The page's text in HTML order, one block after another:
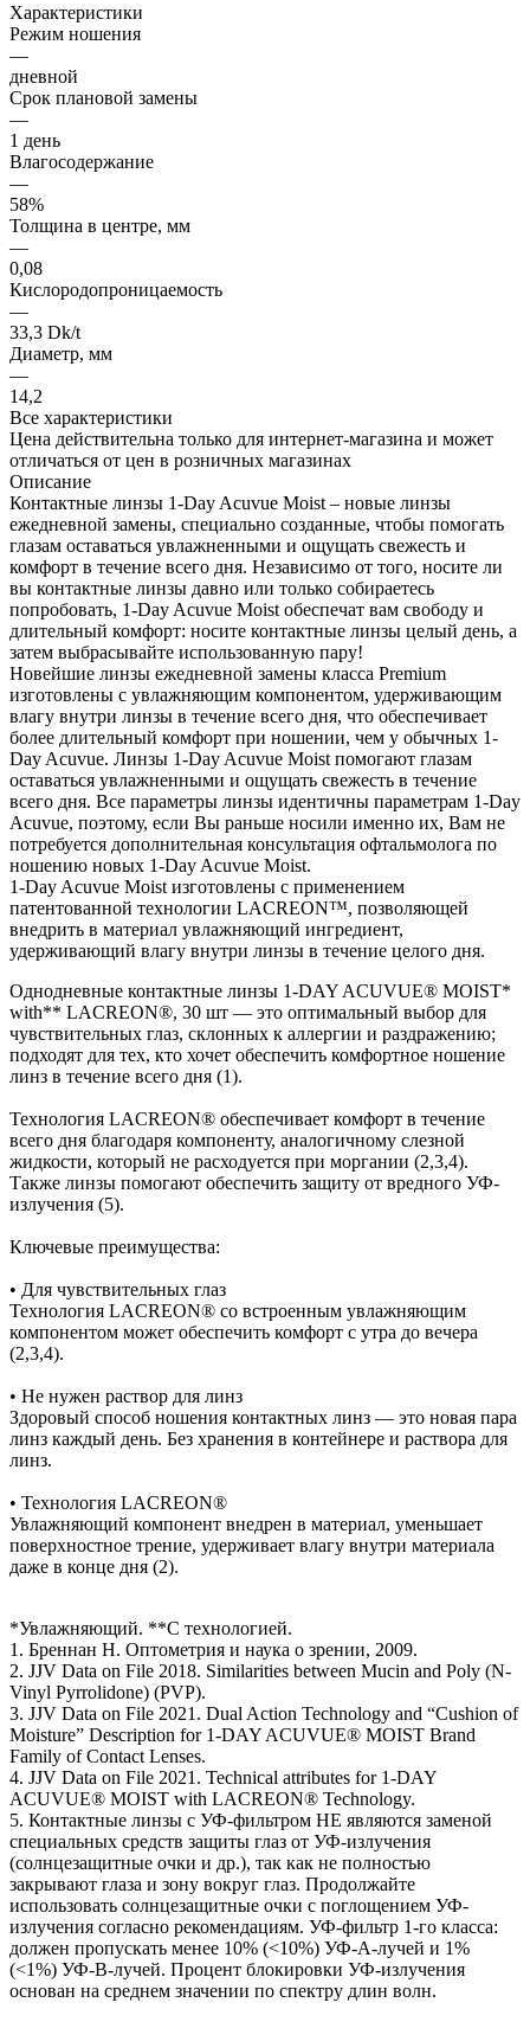
Характеристики
Режим ношения
—
дневной
Срок плановой замены
—
1 день
Влагосодержание
—
58%
Толщина в центре, мм
—
0,08
Кислородопроницаемость
—
33,3 Dk/t
Диаметр, мм
—
14,2
Все характеристики
Цена действительна только для интернет-магазина и может
отличаться от цен в розничных магазинах
Описание
Контактные линзы 1-Day Acuvue Moist – новые линзы
ежедневной замены, специально созданные, чтобы помогать
глазам оставаться увлажненными и ощущать свежесть и
комфорт в течение всего дня. Независимо от того, носите ли
вы контактные линзы давно или только собираетесь
попробовать, 1-Day Acuvue Moist обеспечат вам свободу и
длительный комфорт: носите контактные линзы целый день, а
затем выбрасывайте использованную пару!
Новейшие линзы ежедневной замены класса Premium
изготовлены с увлажняющим компонентом, удерживающим
влагу внутри линзы в течение всего дня, что обеспечивает
более длительный комфорт при ношении, чем у обычных 1-
Day Acuvue. Линзы 1-Day Acuvue Moist помогают глазам
оставаться увлажненными и ощущать свежесть в течение
всего дня. Все параметры линзы идентичны параметрам 1-Day
Acuvue, поэтому, если Вы раньше носили именно их, Вам не
потребуется дополнительная консультация офтальмолога по
ношению новых 1-Day Acuvue Moist.
1-Day Acuvue Moist изготовлены с применением
патентованной технологии LACREON™, позволяющей
внедрить в материал увлажняющий ингредиент,
удерживающий влагу внутри линзы в течение целого дня.
Однодневные контактные линзы 1-DAY ACUVUE® MOIST*
with** LACREON®, 30 шт — это оптимальный выбор для
чувствительных глаз, склонных к аллергии и раздражению;
подходят для тех, кто хочет обеспечить комфортное ношение
линз в течение всего дня (1).
Технология LACREON® обеспечивает комфорт в течение
всего дня благодаря компоненту, аналогичному слезной
жидкости, который не расходуется при моргании (2,3,4).
Также линзы помогают обеспечить защиту от вредного УФ-
излучения (5).
Ключевые преимущества:
• Для чувствительных глаз
Технология LACREON® со встроенным увлажняющим
компонентом может обеспечить комфорт с утра до вечера
(2,3,4).
• Не нужен раствор для линз
Здоровый способ ношения контактных линз — это новая пара
линз каждый день. Без хранения в контейнере и раствора для
линз.
• Технология LACREON®
Увлажняющий компонент внедрен в материал, уменьшает
поверхностное трение, удерживает влагу внутри материала
даже в конце дня (2).
*Увлажняющий. **С технологией.
1. Бреннан Н. Оптометрия и наука о зрении, 2009.
2. JJV Data on File 2018. Similarities between Mucin and Poly (N-
Vinyl Pyrrolidone) (PVP).
3. JJV Data on File 2021. Dual Action Technology and “Cushion of
Moisture” Description for 1-DAY ACUVUE® MOIST Brand
Family of Contact Lenses.
4. JJV Data on File 2021. Technical attributes for 1-DAY
ACUVUE® MOIST with LACREON® Technology.
5. Контактные линзы с УФ-фильтром НЕ являются заменой
специальных средств защиты глаз от УФ-излучения
(солнцезащитные очки и др.), так как не полностью
закрывают глаза и зону вокруг глаз. Продолжайте
использовать солнцезащитные очки с поглощением УФ-
излучения согласно рекомендациям. УФ-фильтр 1-го класса:
должен пропускать менее 10% (<10%) УФ-А-лучей и 1%
(<1%) УФ-В-лучей. Процент блокировки УФ-излучения
основан на среднем значении по спектру длин волн.